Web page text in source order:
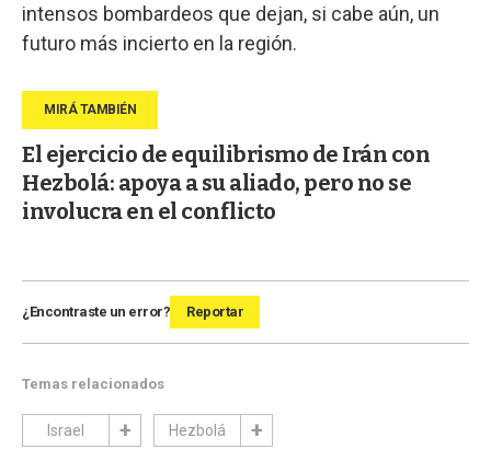
intensos bombardeos que dejan, si cabe aún, un
futuro más incierto en la región.
El ejercicio de equilibrismo de Irán con
Hezbolá: apoya a su aliado, pero no se
involucra en el conflicto
¿Encontraste un error? Reportar
Temas relacionados
Israel Hezbolá